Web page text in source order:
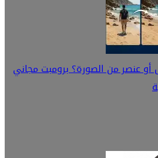
عنصر من الصورة؟ برومبت مجاني